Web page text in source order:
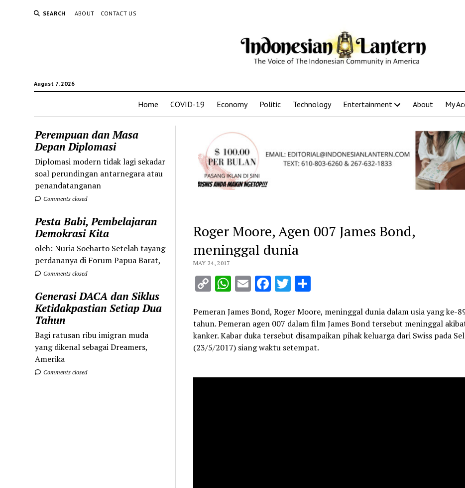
SEARCH ABOUT CONTACT US
August 7, 2026
Home COVID-19 Economy Politic Technology Entertainment About My
Perempuan dan Masa
Depan Diplomasi
Diplomasi modern tidak lagi sekadar
soal perundingan antarnegara atau
penandatanganan
Comments closed
Pesta Babi, Pembelajaran
Demokrasi Kita
oleh: Nuria Soeharto Setelah tayang
perdananya di Forum Papua Barat,
Comments closed
Generasi DACA dan Siklus
Ketidakpastian Setiap Dua
Tahun
Bagi ratusan ribu imigran muda
yang dikenal sebagai Dreamers,
Amerika
Comments closed
Roger Moore, Agen 007 James Bond,
meninggal dunia
MAY 24, 2017
CopyWhatsApp
EmailFacebook
Twitter
Share
Pemeran James Bond, Roger Moore, meninggal dunia dalam usia yang ke-
tahun. Pemeran agen 007 dalam film James Bond tersebut meninggal
kanker. Kabar duka tersebut disampaikan pihak keluarga dari Swiss pada
(23/5/2017) siang waktu setempat.